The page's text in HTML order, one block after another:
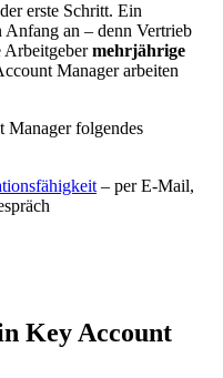
erste Schritt. Ein
Anfang an – denn Vertrieb
Arbeitgebermehrjährige
Manager arbeiten
Manager folgendes
– per E-Mail,
Key Account